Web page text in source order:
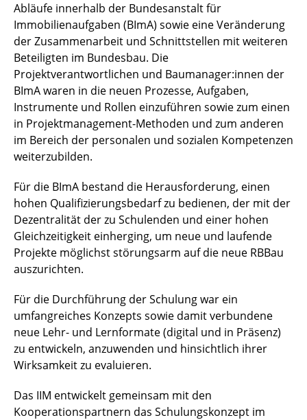
Ökologische Wertungskriterien B3
Südschnellweg
ÖKOPOST
OI+Bau
ÖPP-Infrastrukturprojekte und Mittelstand
ÖPP in Hessen
ÖPP in Wolfsburg
ÖPP-Praxistest 2.0
Planetenfeldstraße Dortmund
Risikobetrachtung B3
Schulung der BImA
TAniA
WB - Leitfaden NRW
Abläufe innerhalb der Bundesanstalt für
Immobilienaufgaben (BImA) sowie eine Veränderung
der Zusammenarbeit und Schnittstellen mit weiteren
Beteiligten im Bundesbau. Die
Projektverantwortlichen und Baumanager:innen der
BImA waren in die neuen Prozesse, Aufgaben,
Instrumente und Rollen einzuführen sowie zum einen
in Projektmanagement-Methoden und zum anderen
im Bereich der personalen und sozialen Kompetenzen
weiterzubilden.
Für die BImA bestand die Herausforderung, einen
hohen Qualifizierungsbedarf zu bedienen, der mit der
Dezentralität der zu Schulenden und einer hohen
Gleichzeitigkeit einherging, um neue und laufende
Projekte möglichst störungsarm auf die neue RBBau
auszurichten.
Für die Durchführung der Schulung war ein
umfangreiches Konzepts sowie damit verbundene
neue Lehr- und Lernformate (digital und in Präsenz)
zu entwickeln, anzuwenden und hinsichtlich ihrer
Wirksamkeit zu evaluieren.
Das IIM entwickelt gemeinsam mit den
Kooperationspartnern das Schulungskonzept im